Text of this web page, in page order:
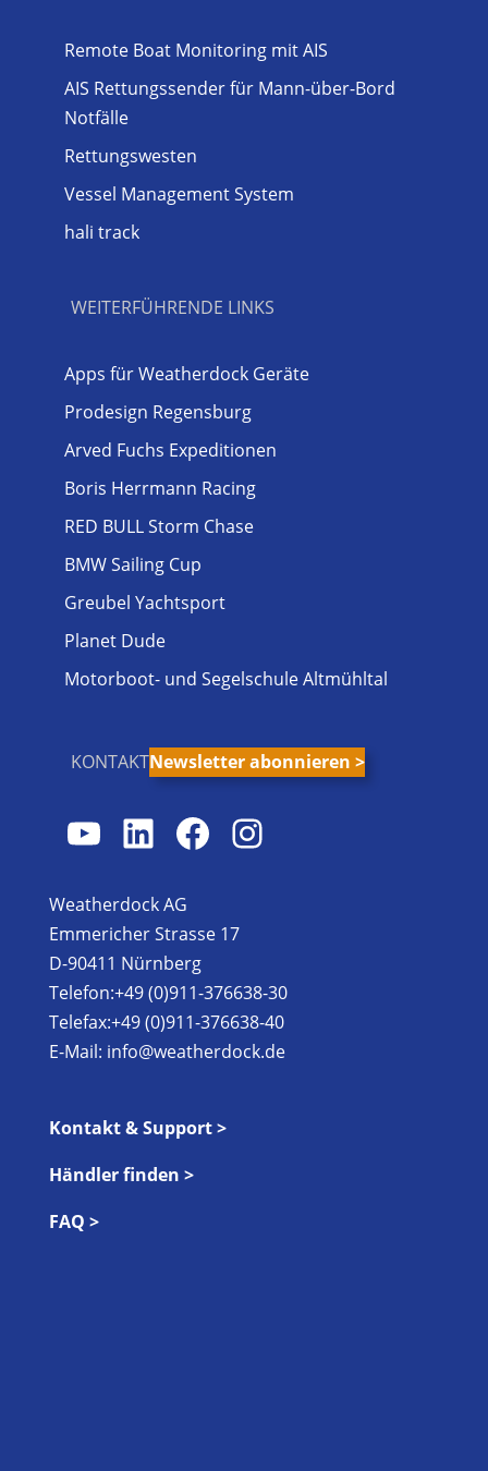
Remote Boat Monitoring mit AIS
AIS Rettungssender für Mann-über-Bord
Notfälle
Rettungswesten
Vessel Management System
hali track
WEITERFÜHRENDE LINKS
Apps für Weatherdock Geräte
Prodesign Regensburg
Arved Fuchs Expeditionen
Boris Herrmann Racing
RED BULL Storm Chase
BMW Sailing Cup
Greubel Yachtsport
Planet Dude
Motorboot- und Segelschule Altmühltal
KONTAKTNewsletter abonnieren >
YouTube
LinkedIn
Facebook
Instagram
Weatherdock AG
Emmericher Strasse 17
D-90411 Nürnberg
Telefon:+49 (0)911-376638-30
Telefax:+49 (0)911-376638-40
E-Mail: info@weatherdock.de
Kontakt & Support >
Händler finden >
FAQ >